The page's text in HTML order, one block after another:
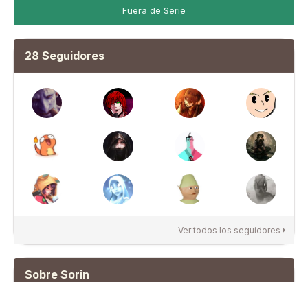
Fuera de Serie
28 Seguidores
Ver todos los seguidores
Sobre Sorin